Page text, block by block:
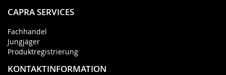
CAPRA SERVICES
Fachhandel
Jungjäger
Produktregistrierung
KONTAKTINFORMATION